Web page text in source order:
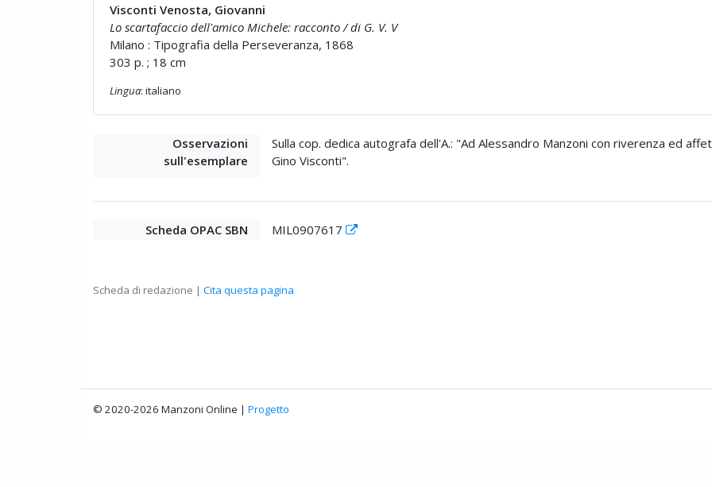
Visconti Venosta, Giovanni
Lo scartafaccio dell'amico Michele: racconto / di G. V. V
Milano : Tipografia della Perseveranza, 1868
303 p. ; 18 cm
Lingua: italiano
Osservazioni
sull'esemplare
Sulla cop. dedica autografa dell'A.: "Ad Alessandro Manzoni con riverenza ed
Gino Visconti".
Scheda OPAC SBN MIL0907617
Scheda di redazione | Cita questa pagina
© 2020-2026 Manzoni Online | Progetto